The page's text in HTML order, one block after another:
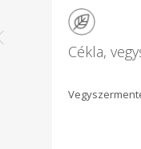
Cékla,